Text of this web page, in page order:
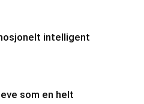
intelligent
som en helt